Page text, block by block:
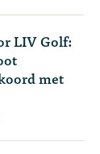
LIV Golf:
met